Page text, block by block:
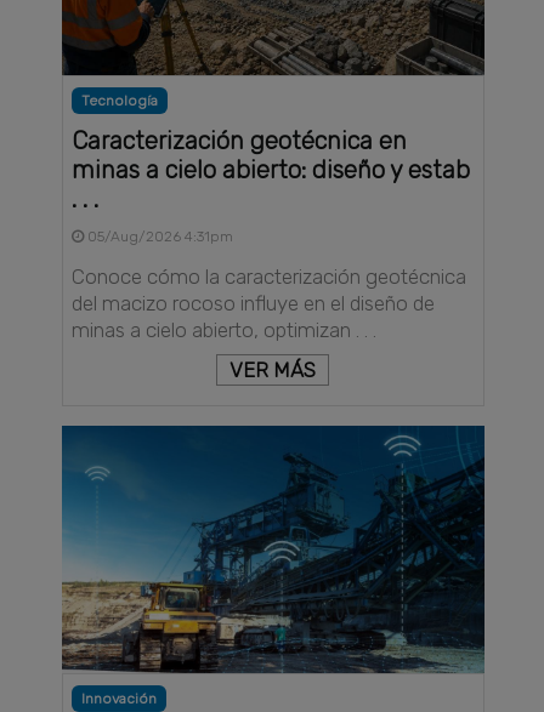
Tecnología
Caracterización geotécnica en
minas a cielo abierto: diseño y estab
. . .
05/Aug/2026 4:31pm
Conoce cómo la caracterización geotécnica
del macizo rocoso influye en el diseño de
minas a cielo abierto, optimizan . . .
VER MÁS
Innovación